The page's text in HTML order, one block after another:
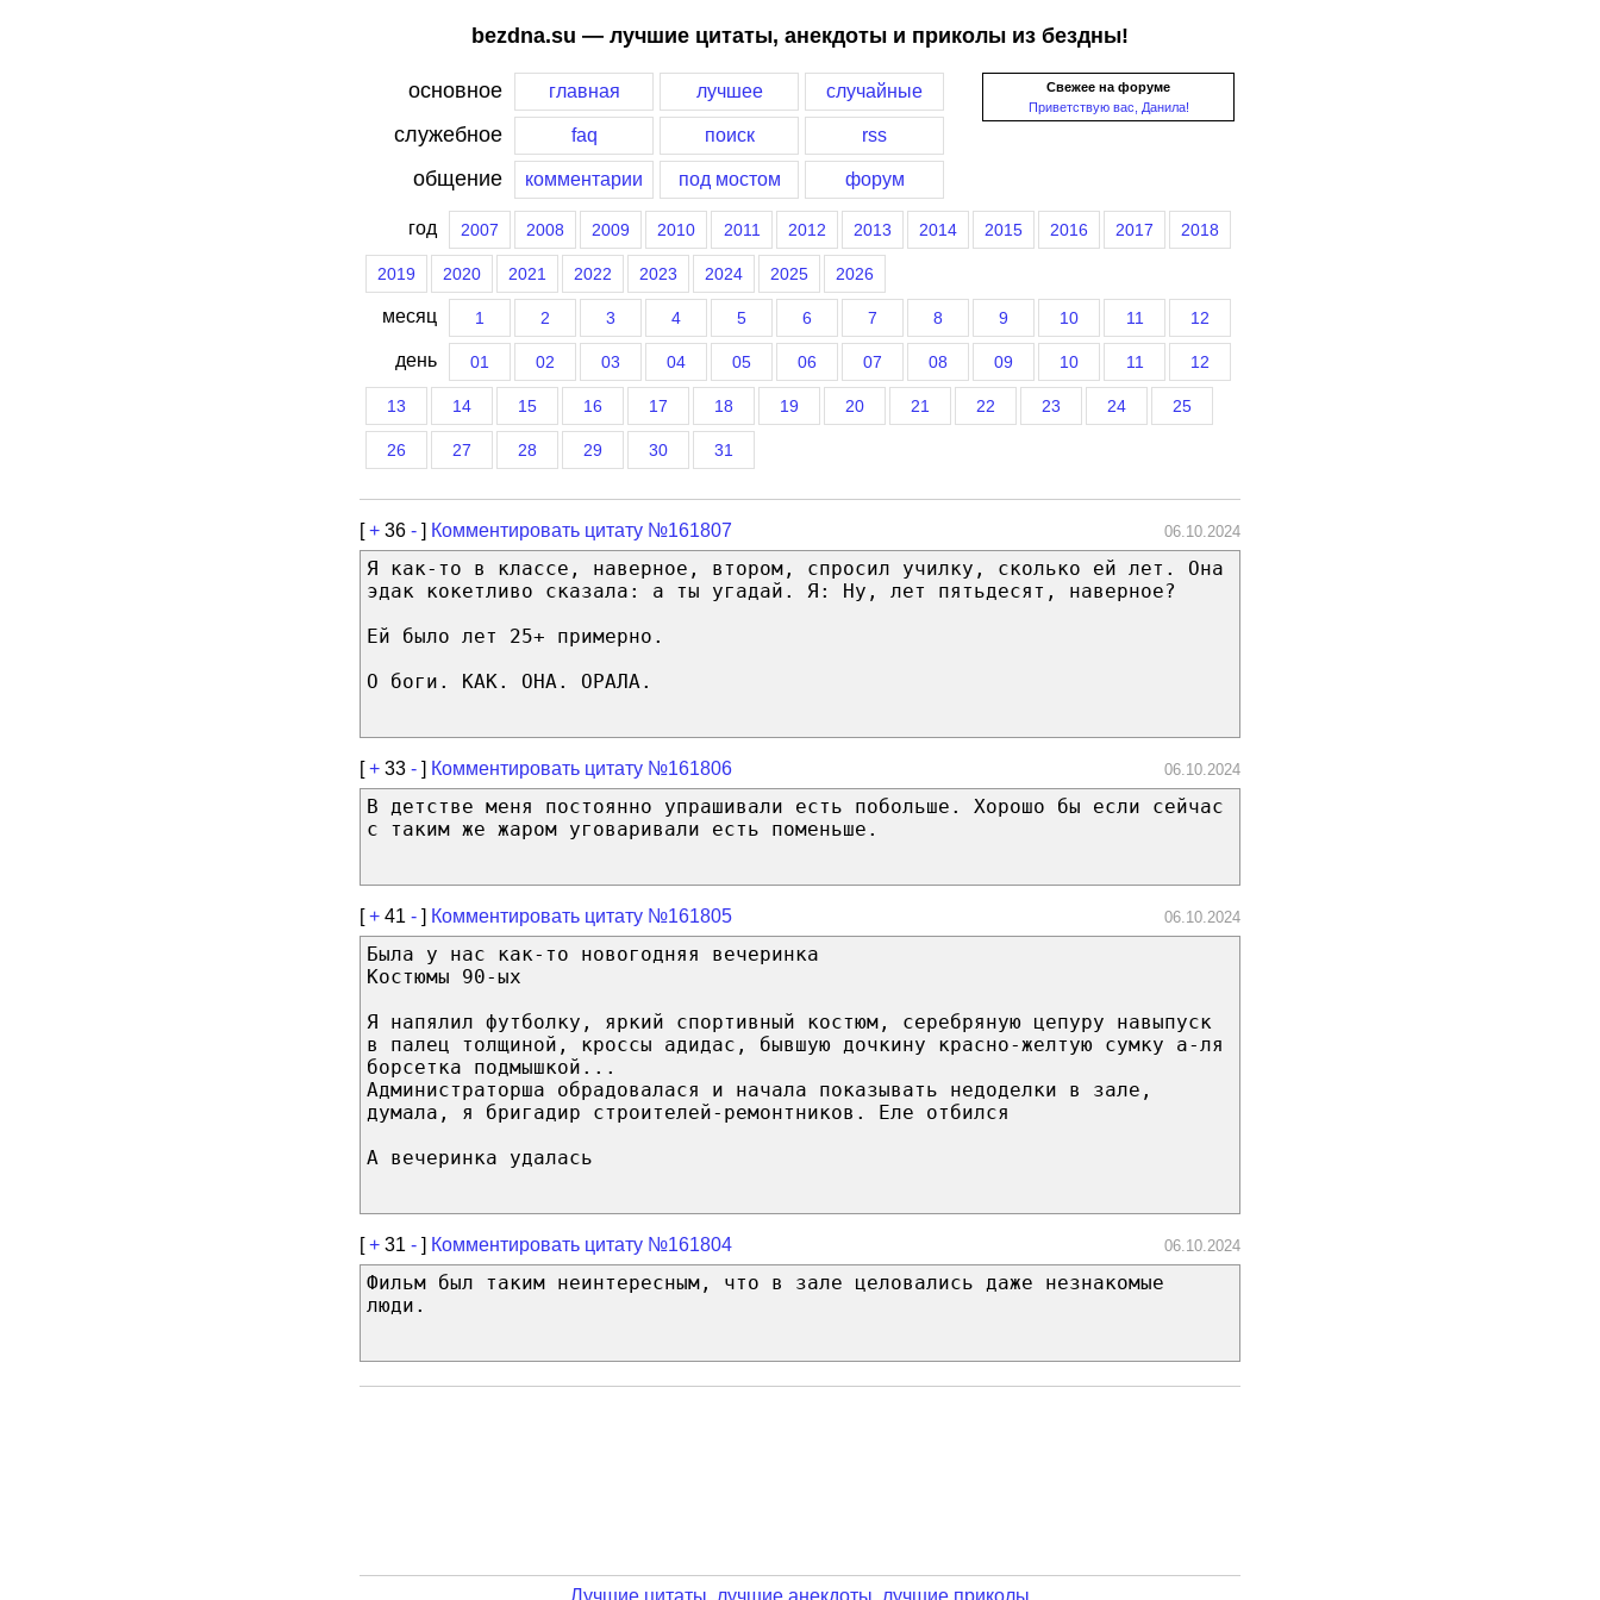
bezdna.su — лучшие цитаты, анекдоты и приколы из бездны!
Свежее на форуме
Приветствую вас, Данила!
основное главная лучшее случайные
служебное faq поиск rss
общение комментарии под мостом форум
год 2007 2008 2009 2010 2011 2012 2013 2014 2015 2016 2017 2018
2019 2020 2021 2022 2023 2024 2025 2026
месяц 1 2 3 4 5 6 7 8 9 10 11 12
день 01 02 03 04 05 06 07 08 09 10 11 12
13 14 15 16 17 18 19 20 21 22 23 24 25
26 27 28 29 30 31
[+ 36 - ] Комментировать цитату №161807 06.10.2024
Я как-то в классе, наверное, втором, спросил училку, сколько ей лет. Она
эдак кокетливо сказала: а ты угадай. Я: Ну, лет пятьдесят, наверное?
Ей было лет 25+ примерно.
О боги. КАК. ОНА. ОРАЛА.
[+ 33 - ] Комментировать цитату №161806 06.10.2024
В детстве меня постоянно упрашивали есть побольше. Хорошо бы если сейчас
с таким же жаром уговаривали есть поменьше.
[+ 41 - ] Комментировать цитату №161805 06.10.2024
Была у нас как-то новогодняя вечеринка
Костюмы 90-ых
Я напялил футболку, яркий спортивный костюм, серебряную цепуру навыпуск
в палец толщиной, кроссы адидас, бывшую дочкину красно-желтую сумку а-ля
борсетка подмышкой...
Администраторша обрадовалася и начала показывать недоделки в зале,
думала, я бригадир строителей-ремонтников. Еле отбился
А вечеринка удалась
[+ 31 - ] Комментировать цитату №161804 06.10.2024
Фильм был таким неинтересным, что в зале целовались даже незнакомые
люди.
Лучшие цитаты, лучшие анекдоты, лучшие приколы